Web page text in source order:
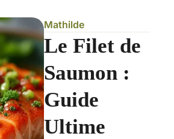
Mathilde
Le Filet de
Saumon :
Guide
Ultime